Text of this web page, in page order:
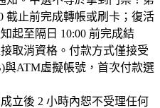
截止前完成轉帳或刷卡；復活
起至隔日 10:00 前完成結
取消資格。付款方式僅接受
與ATM虛擬帳號，首次付款選
立後 2 小時內恕不受理任何